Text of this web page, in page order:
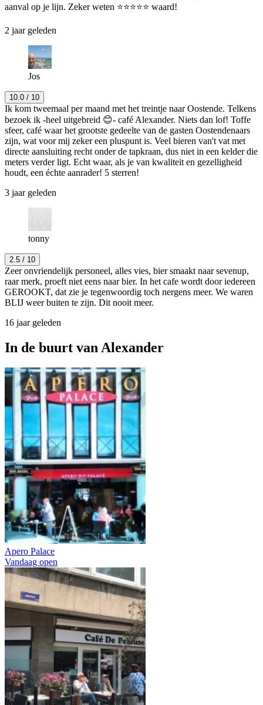
aanval op je lijn. Zeker weten ⭐⭐⭐⭐⭐ waard!
2 jaar geleden
Jos
10.0 / 10
Ik kom tweemaal per maand met het treintje naar Oostende. Telkens
bezoek ik -heel uitgebreid 😊- café Alexander. Niets dan lof! Toffe
sfeer, café waar het grootste gedeelte van de gasten Oostendenaars
zijn, wat voor mij zeker een pluspunt is. Veel bieren van't vat met
directe aansluiting recht onder de tapkraan, dus niet in een kelder die
meters verder ligt. Echt waar, als je van kwaliteit en gezelligheid
houdt, een échte aanrader! 5 sterren!
3 jaar geleden
tonny
2.5 / 10
Zeer onvriendelijk personeel, alles vies, bier smaakt naar sevenup,
raar merk, proeft niet eens naar bier. In het cafe wordt door iedereen
GEROOKT, dat zie je tegenwoordig toch nergens meer. We waren
BLIJ weer buiten te zijn. Dit nooit meer.
16 jaar geleden
In de buurt van Alexander
Apero Palace
Vandaag open